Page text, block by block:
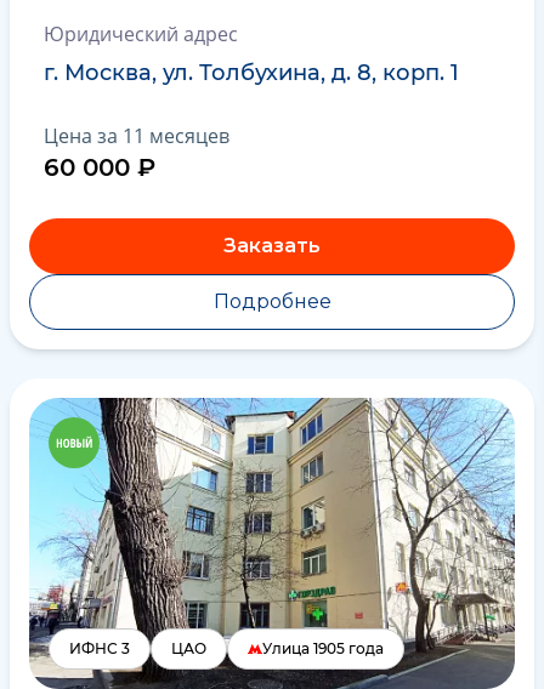
Юридический адрес
г. Москва, ул. Толбухина, д. 8, корп. 1
Цена за 11 месяцев
60 000 ₽
Заказать
Подробнее
ИФНС 3 ЦАО Улица 1905 года